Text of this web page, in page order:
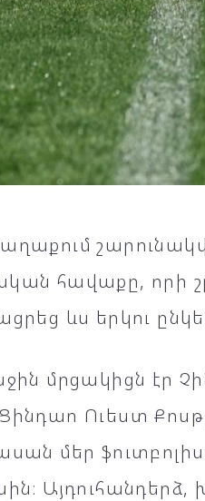
հավաքը, որի
ևս երկու
մրցակիցն էր
Ուեստ
մեր